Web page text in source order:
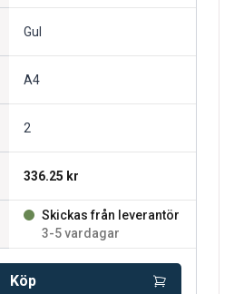
Gul
A4
2
336.25 kr
Skickas från leverantör
3-5 vardagar
Köp